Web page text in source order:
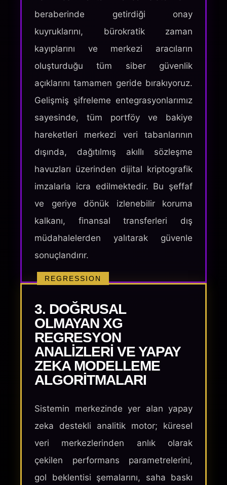
beraberinde getirdiği onay
kuyruklarını, bürokratik zaman
kayıplarını ve merkezi aracıların
oluşturduğu tüm siber güvenlik
açıklarını tamamen geride bırakıyoruz.
Gelişmiş şifreleme entegrasyonlarımız
sayesinde, tüm portföy ve bakiye
hareketleri merkezi veri tabanlarının
dışında, dağıtılmış akıllı sözleşme
havuzları üzerinden dijital kriptografik
imzalarla icra edilmektedir. Bu şeffaf
ve geriye dönük izlenebilir koruma
kalkanı, finansal transferleri dış
müdahalelerden yalıtarak güvenle
sonuçlandırır.
REGRESSION
3. DOĞRUSAL
OLMAYAN XG
REGRESYON
ANALIZLERI VE YAPAY
ZEKA MODELLEME
ALGORITMALARI
Sistemin merkezinde yer alan yapay
zeka destekli analitik motor; küresel
veri merkezlerinden anlık olarak
çekilen performans parametrelerini,
gol beklentisi şemalarını, saha baskı